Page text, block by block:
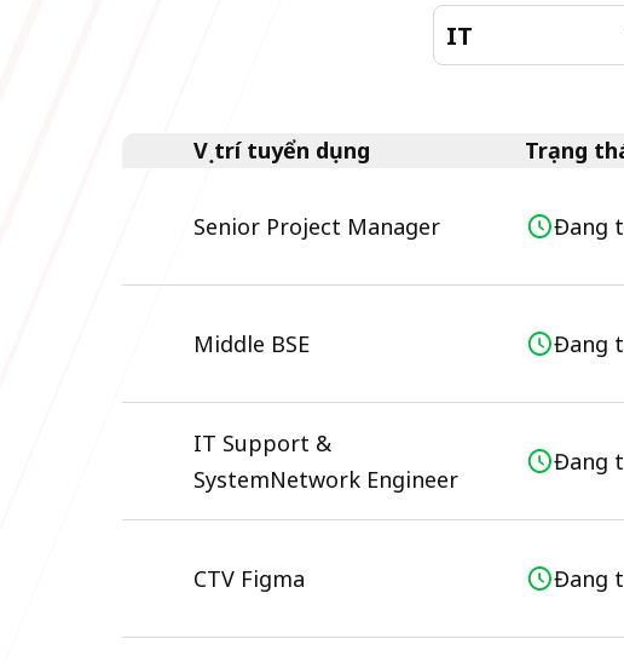
Vị trí tuyển dụng Trạng
Senior Project Manager Đang
Middle BSE Đang
IT Support &
SystemNetwork Engineer
Đang
CTV Figma Đang